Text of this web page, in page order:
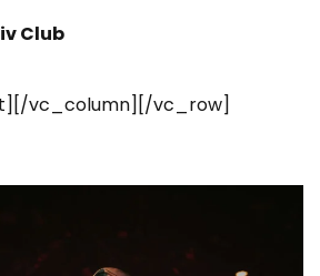
Club
vc_column][/vc_row]